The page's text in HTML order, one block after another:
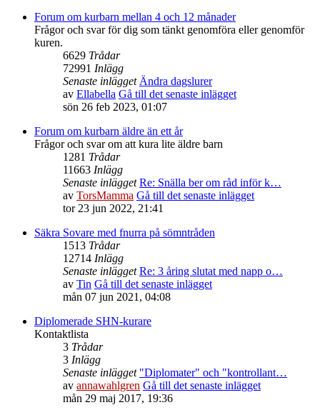
Forum om kurbarn mellan 4 och 12 månader
Frågor och svar för dig som tänkt genomföra eller genomför
kuren.
6629 Trådar
72991 Inlägg
Senaste inlägget Ändra dagslurer
av Ellabella Gå till det senaste inlägget
sön 26 feb 2023, 01:07
Forum om kurbarn äldre än ett år
Frågor och svar om att kura lite äldre barn
1281 Trådar
11663 Inlägg
Senaste inlägget Re: Snälla ber om råd inför k…
av TorsMamma Gå till det senaste inlägget
tor 23 jun 2022, 21:41
Säkra Sovare med fnurra på sömntråden
1513 Trådar
12714 Inlägg
Senaste inlägget Re: 3 åring slutat med napp o…
av Tin Gå till det senaste inlägget
mån 07 jun 2021, 04:08
Diplomerade SHN-kurare
Kontaktlista
3 Trådar
3 Inlägg
Senaste inlägget "Diplomater" och "kontrollant…
av annawahlgren Gå till det senaste inlägget
mån 29 maj 2017, 19:36